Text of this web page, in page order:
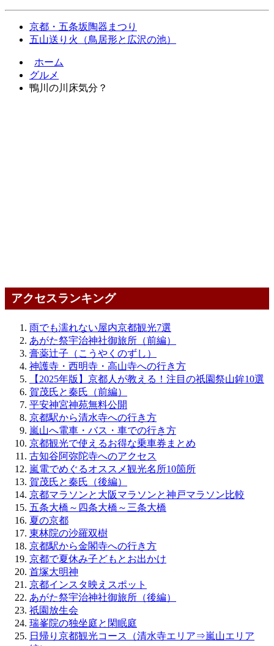
京都・五条坂陶器まつり
五山送り火（鳥居形と広沢の池）
ホーム
グルメ
鴨川の川床気分？
アクセスランキング
雨でも濡れない屋内京都観光7選
あがた祭宇治神社御旅所（前編）
膏薬辻子（こうやくのずし）
神護寺・西明寺・高山寺への行き方
【2025年版】京都人が教える！注目の祇園祭山鉾10選
賀茂氏と秦氏（前編）
平安神宮神苑無料公開
京都駅から清水寺への行き方
嵐山へ電車・バス・車での行き方
京都観光で使えるお得な乗車券まとめ
古知谷阿弥陀寺へのアクセス
嵐電でめぐるオススメ観光名所10箇所
賀茂氏と秦氏（後編）
京都マラソンと大阪マラソンと神戸マラソン比較
五条大橋～四条大橋～三条大橋
夏の京都
東林院の沙羅双樹
京都駅から金閣寺への行き方
京都で夏休み子どもとお出かけ
首塚大明神
京都インスタ映えスポット
あがた祭宇治神社御旅所（後編）
祇園放生会
瑞峯院の独坐庭と閑眠庭
日帰り京都観光コース（清水寺エリア⇒嵐山エリア